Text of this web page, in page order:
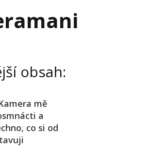
obsah:
mě
a
co si od